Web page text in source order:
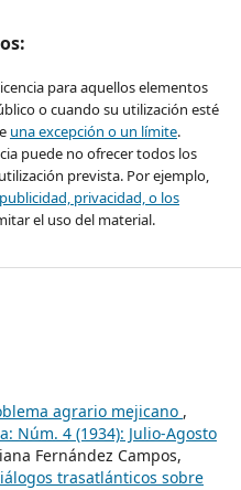
para aquellos elementos
o cuando su utilización esté
una excepción o un límite.
puede no ofrecer todos los
prevista. Por ejemplo,
publicidad, privacidad, o los
el uso del material.
agrario mejicano ,
Núm. 4 (1934): Julio-Agosto
Fernández Campos,
trasatlánticos sobre